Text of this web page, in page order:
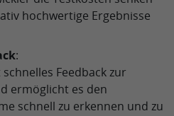
hochwertige Ergebnisse
:
Feedback zur
ermöglicht es den
schnell zu erkennen und zu